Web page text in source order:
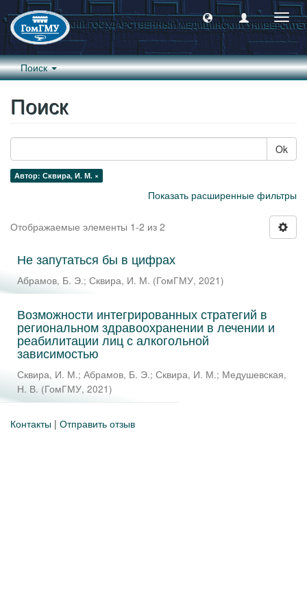
Поиск
Поиск
Ok
Автор: Сквира, И. М. ×
Показать расширенные фильтры
Отображаемые элементы 1-2 из 2
Не запутаться бы в цифрах
Абрамов, Б. Э.; Сквира, И. М. (ГомГМУ, 2021)
Возможности интегрированных стратегий в
региональном здравоохранении в лечении и
реабилитации лиц с алкогольной
зависимостью
Сквира, И. М.; Абрамов, Б. Э.; Сквира, И. М.; Медушевская,
Н. В. (ГомГМУ, 2021)
Контакты | Отправить отзыв